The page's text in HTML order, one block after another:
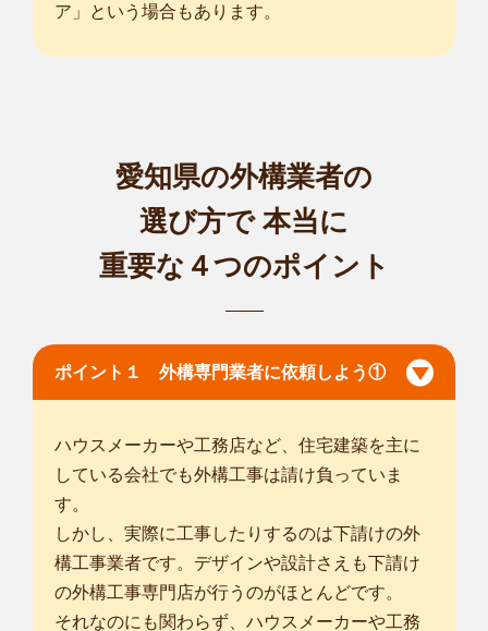
ア」という場合もあります。
愛知県の外構業者の
選び方で本当に
重要な４つのポイント
ポイント１ 外構専門業者に依頼しよう①
ハウスメーカーや工務店など、住宅建築を主に
している会社でも外構工事は請け負っていま
す。
しかし、実際に工事したりするのは下請けの外
構工事業者です。デザインや設計さえも下請け
の外構工事専門店が行うのがほとんどです。
それなのにも関わらず、ハウスメーカーや工務